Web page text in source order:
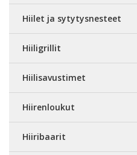
Hiilet ja sytytysnesteet
Hiiligrillit
Hiilisavustimet
Hiirenloukut
Hiiribaarit